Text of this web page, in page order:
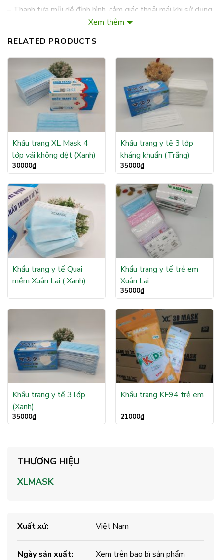
– Thanh tựa mũi dễ định hình, cảm giác thoải mái khi sử dụng
dụng ngăn khói, bụi.
Lưu ý khi sử dụng: Khẩu trang tháo ra để trong túi, trên
bàn,… sẽ tăng độ nhiễm bẩn, nếu tái sử dụng sẽ không
đảm bảo được như lúc đầu, tăng nguy cơ vi khuẩn có hại
xâm nhập vào cơ thể.
Xem thêm
RELATED PRODUCTS
Khẩu trang XL Mask 4
lớp vải không dệt (Xanh)
30000₫
Khẩu trang y tế 3 lớp
kháng khuẩn (Trắng)
35000₫
Khẩu trang y tế Quai
mềm Xuân Lai ( Xanh)
Khẩu trang y tế trẻ em
Xuân Lai
35000₫
Khẩu trang y tế 3 lớp
(Xanh)
35000₫
Khẩu trang KF94 trẻ em
21000₫
THƯƠNG HIỆU
XLMASK
Xuất xứ: Việt Nam
Ngày sản xuất: Xem trên bao bì sản phẩm